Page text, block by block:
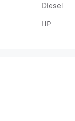
Diesel
HP